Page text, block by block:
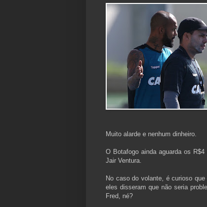
Muito alarde e nenhum dinheiro.
O Botafogo ainda aguarda os
Jair Ventura.
No caso do volante, é curioso
eles disseram que não seria
Fred, né?